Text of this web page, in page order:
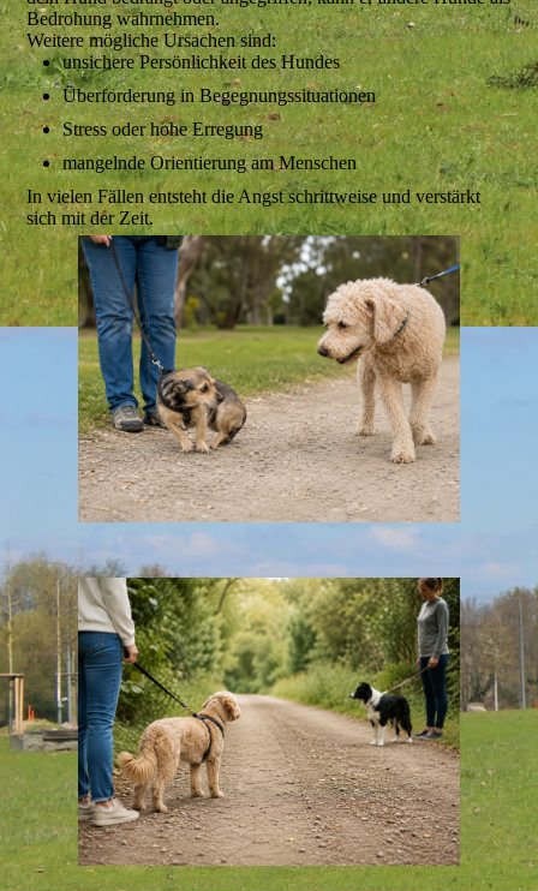
Bedrohung wahrnehmen.
Weitere mögliche Ursachen sind:
unsichere Persönlichkeit des Hundes
Überforderung in Begegnungssituationen
Stress oder hohe Erregung
mangelnde Orientierung am Menschen
In vielen Fällen entsteht die Angst schrittweise und verstärkt
sich mit der Zeit.